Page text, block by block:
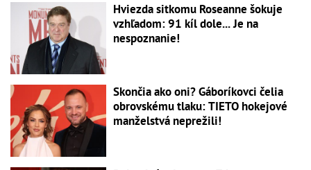
Hviezda sitkomu Roseanne šokuje
vzhľadom: 91 kíl dole... Je na
nespoznanie!
Skončia ako oni? Gáboríkovci čelia
obrovskému tlaku: TIETO hokejové
manželstvá neprežili!